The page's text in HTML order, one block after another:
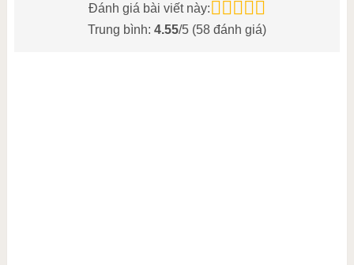
Đánh giá bài viết này:
Trung bình: 4.55/5 (58đánh giá)